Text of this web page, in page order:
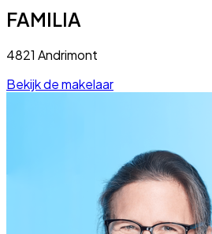
FAMILIA
4821 Andrimont
Bekijk de makelaar